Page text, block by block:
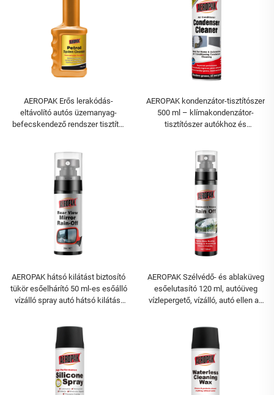
AEROPAK Erős lerakódás-
eltávolító autós üzemanyag-
befecskendező rendszer tisztító,
AEROPAK kondenzátor-tisztítószer
500 ml – klímakondenzátor-
tisztítószer autókhoz és
AEROPAK hátsó kilátást biztosító
tükör esőelhárító 50 ml-es esőálló
vízálló spray autó hátsó kilátást
AEROPAK Szélvédő- és ablaküveg
esőelutasító 120 ml, autóüveg
vízlepergető, vízálló, autó ellen az